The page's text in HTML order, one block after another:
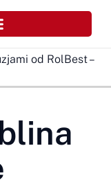
od RolBest –